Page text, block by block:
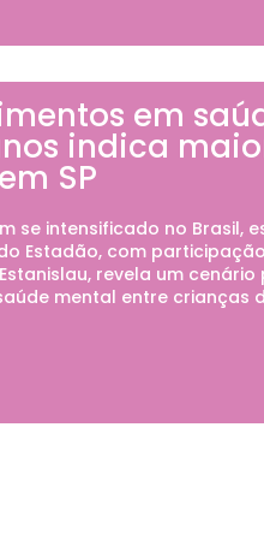
em
indica
SP
se intensificado no Brasil,
Estadão, com
revela um
mental entre crianças